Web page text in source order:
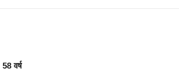
58 वर्ष